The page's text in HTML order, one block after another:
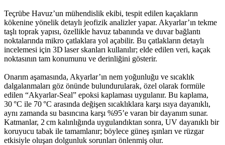
Teçrübe Havuz’un mühendislik ekibi, tespit edilen kaçakların
kökenine yönelik detaylı jeofizik analizler yapar. Akyarlar’ın tekme
taşlı toprak yapısı, özellikle havuz tabanında ve duvar bağlantı
noktalarında mikro çatlaklara yol açabilir. Bu çatlakların detaylı
incelemesi için 3D laser skanları kullanılır; elde edilen veri, kaçak
noktasının tam konumunu ve derinliğini gösterir.
Onarım aşamasında, Akyarlar’ın nem yoğunluğu ve sıcaklık
dalgalanmaları göz önünde bulundurularak, özel olarak formüle
edilen “Akyarlar‑Seal” epoksi kaplaması uygulanır. Bu kaplama,
30 °C ile 70 °C arasında değişen sıcaklıklara karşı ısıya dayanıklı,
aynı zamanda su basıncına karşı %95’e varan bir dayanım sunar.
Katmanlar, 2 cm kalınlığında uygulandıktan sonra, UV dayanıklı bir
koruyucu tabak ile tamamlanır; böylece güneş ışınları ve rüzgar
etkisiyle oluşan dolgunluk sorunları önlenmiş olur.